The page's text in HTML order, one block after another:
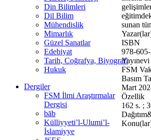
Din Bilimleri
Dil Bilim
Mühendislik
Mimarlık
Güzel Sanatlar
Edebiyat
Tarih, Coğrafya, Biyografi
Hukuk
Dergiler
FSM İlmi Araştırmalar
Dergisi
bāb
Külliyyeti’l-Ulumi’l-
İslamiyye
sunan
ISBN
978-
Yayınevi
FSM
Basım
Mart
Özellik
162 s. ;